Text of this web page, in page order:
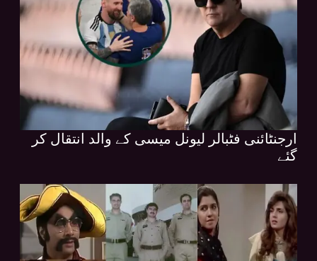
ارجنٹائنی فٹبالر لیونل میسی کے والد انتقال کر
گئے